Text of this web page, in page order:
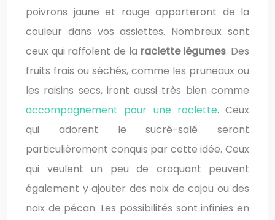
poivrons jaune et rouge apporteront de la
couleur dans vos assiettes. Nombreux sont
ceux qui raffolent de la raclette légumes. Des
fruits frais ou séchés, comme les pruneaux ou
les raisins secs, iront aussi très bien comme
accompagnement pour une raclette. Ceux
qui adorent le sucré-salé seront
particulièrement conquis par cette idée. Ceux
qui veulent un peu de croquant peuvent
également y ajouter des noix de cajou ou des
noix de pécan. Les possibilités sont infinies en